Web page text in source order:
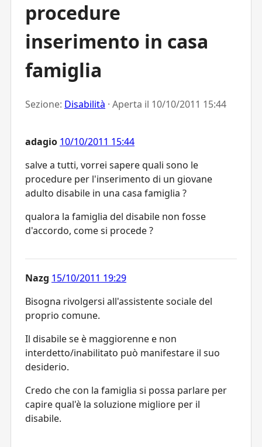
procedure
inserimento in casa
famiglia
Sezione: Disabilità · Aperta il 10/10/2011 15:44
adagio 10/10/2011 15:44
salve a tutti, vorrei sapere quali sono le
procedure per l'inserimento di un giovane
adulto disabile in una casa famiglia ?
qualora la famiglia del disabile non fosse
d'accordo, come si procede ?
Nazg 15/10/2011 19:29
Bisogna rivolgersi all'assistente sociale del
proprio comune.
Il disabile se è maggiorenne e non
interdetto/inabilitato può manifestare il suo
desiderio.
Credo che con la famiglia si possa parlare per
capire qual'è la soluzione migliore per il
disabile.